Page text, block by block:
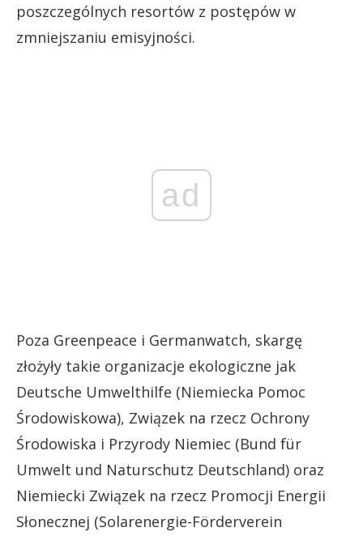
poszczególnych resortów z postępów w
zmniejszaniu emisyjności.
ad
Poza Greenpeace i Germanwatch, skargę
złożyły takie organizacje ekologiczne jak
Deutsche Umwelthilfe (Niemiecka Pomoc
Środowiskowa), Związek na rzecz Ochrony
Środowiska i Przyrody Niemiec (Bund für
Umwelt und Naturschutz Deutschland) oraz
Niemiecki Związek na rzecz Promocji Energii
Słonecznej (Solarenergie-Förderverein